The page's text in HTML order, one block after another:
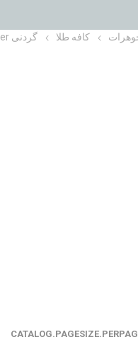
کافه طلا گردنی necker